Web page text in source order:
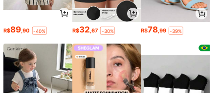
R$89,90 -40% R$32,67 -30% R$78,99 -39%